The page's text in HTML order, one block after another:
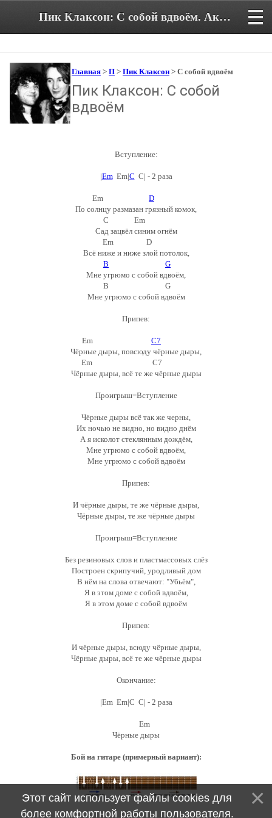
Пик Клаксон: С собой вдвоём. Аккорды и текст песни
Главная > П > Пик Клаксон > С собой вдвоём
Пик Клаксон: С собой
вдвоём
Вступление:
|EmEm|C C| - 2 раза
Em D
По солнцу размазан грязный комок,
C Em
Сад зацвёл синим огнём
Em D
Всё ниже и ниже злой потолок,
B
G
Мне угрюмо с собой вдвоём,
B G
Мне угрюмо с собой вдвоём
Припев:
Em C7
Чёрные дыры, повсюду чёрные дыры,
Em C7
Чёрные дыры, всё те же чёрные дыры
Проигрыш=Вступление
Чёрные дыры всё так же черны,
Их ночью не видно, но видно днём
А я исколот стеклянным дождём,
Мне угрюмо с собой вдвоём,
Мне угрюмо с собой вдвоём
Припев:
И чёрные дыры, те же чёрные дыры,
Чёрные дыры, те же чёрные дыры
Проигрыш=Вступление
Без резиновых слов и пластмассовых слёз
Построен скрипучий, уродливый дом
В нём на слова отвечают: "Убьём",
Я в этом доме с собой вдвоём,
Я в этом доме с собой вдвоём
Припев:
И чёрные дыры, всюду чёрные дыры,
Чёрные дыры, всё те же чёрные дыры
Окончание:
|Em Em|C C| - 2 раза
Em
Чёрные дыры
Бой на гитаре (примерный вариант):
Этот сайт использует файлы cookies для
более комфортной работы пользователя.